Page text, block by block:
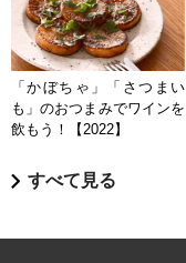
「かぼちゃ」「さつまい
も」のおつまみでワインを
飲もう！【2022】
すべて見る